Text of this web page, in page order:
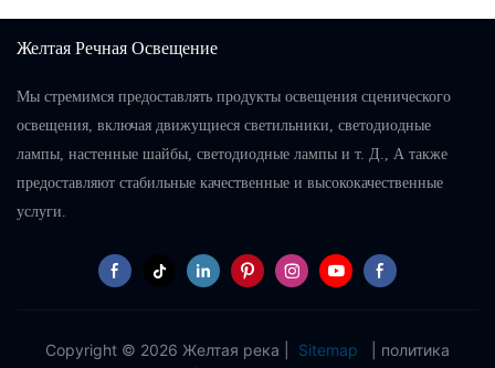
Поддержкой CMY.
Желтая Речная Освещение
Мы стремимся предоставлять продукты освещения сценического
освещения, включая движущиеся светильники, светодиодные
лампы, настенные шайбы, светодиодные лампы и т. Д., А также
предоставляют стабильные качественные и высококачественные
услуги.
Copyright © 2026 Желтая река | Sitemap
политика